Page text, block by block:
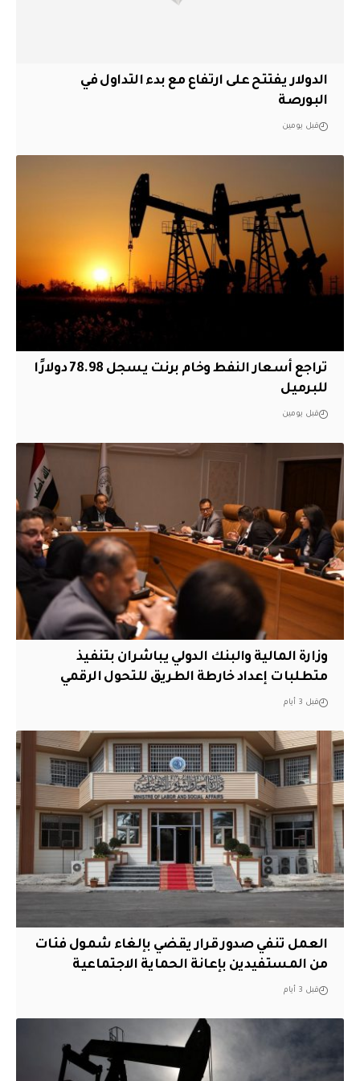
الدولار يفتتح على ارتفاع مع بدء التداول في
البورصة
قبل يومين
تراجع أسعار النفط وخام برنت يسجل 78.98 دولارًا
للبرميل
قبل يومين
وزارة المالية والبنك الدولي يباشران بتنفيذ
متطلبات إعداد خارطة الطريق للتحول الرقمي
قبل 3 أيام
العمل تنفي صدور قرار يقضي بإلغاء شمول فئات
من المستفيدين بإعانة الحماية الاجتماعية
قبل 3 أيام